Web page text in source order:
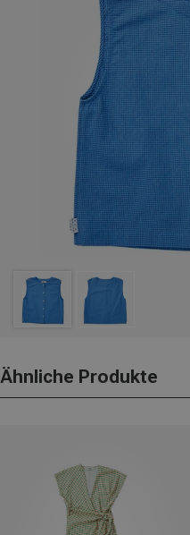
Ähnliche Produkte